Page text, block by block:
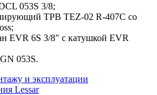
053S 3/8;
ТРВ TEZ-02 R-407C со
EVR 6S 3/8" с катушкой EVR
053S.
и эксплуатации
Lessar